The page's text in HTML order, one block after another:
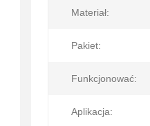
Materiał:
Pakiet:
Funkcjonować:
Aplikacja: